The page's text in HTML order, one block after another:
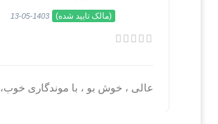
(مالک تایید شده) 1403-05-13
عالی ، خوش بو ، با موندگاری خوب،